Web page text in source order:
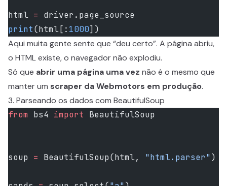
html = driver.page_source
print(html[: 1000])
Aqui muita gente sente que “deu certo”. A página abriu,
o HTML existe, o navegador não explodiu.
Só que abrir uma página uma vez não é o mesmo que
manter um scraper da Webmotors em produção.
3. Parseando os dados com BeautifulSoup
from bs4 import BeautifulSoup
soup = BeautifulSoup(html, "html.parser")